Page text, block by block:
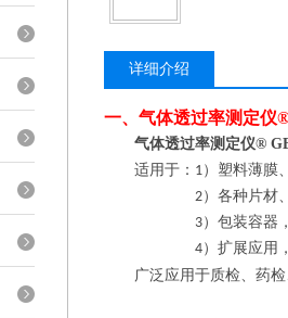
详细介绍
一、 气体透过率测定仪
气体透过率测定仪®
适用于：1）塑料薄膜
2）各种片材
3）包装容器
4）扩展应用
广泛应用于质检、药